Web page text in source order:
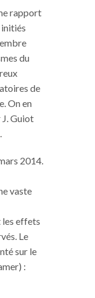
rapport
du
de
On en
Guiot
.
2014.
vaste
les effets
Le
sur le
: